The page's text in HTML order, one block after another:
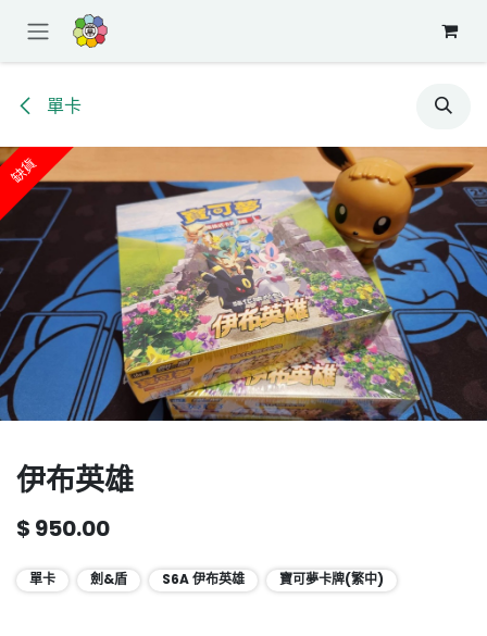
單卡
缺貨
伊布英雄
$ 950.00
單卡 劍&盾 S6A 伊布英雄 寶可夢卡牌(繁中)